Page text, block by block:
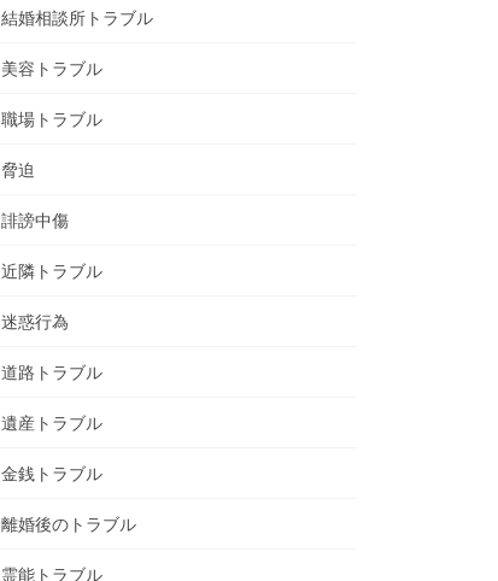
結婚相談所トラブル
美容トラブル
職場トラブル
脅迫
誹謗中傷
近隣トラブル
迷惑行為
道路トラブル
遺産トラブル
金銭トラブル
離婚後のトラブル
霊能トラブル